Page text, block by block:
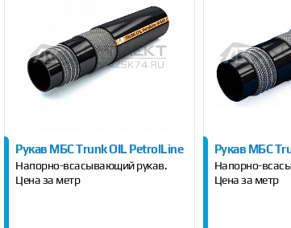
Рукав МБС Trunk OIL PetrolLine
Напорно-всасывающий рукав.
Цена за метр
Рукав МБС
Напорно-
Цена за метр